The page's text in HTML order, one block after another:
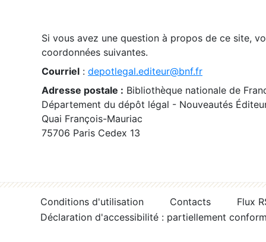
Si vous avez une question à propos de ce site,
coordonnées suivantes.
Courriel : depotlegal.editeur@bnf.fr
Adresse postale : Bibliothèque nationale de
Département du dépôt légal - Nouveautés
Quai François-Mauriac
75706 Paris Cedex 13
Conditions d'utilisation Contacts
Flux
Déclaration d'accessibilité : partiellement